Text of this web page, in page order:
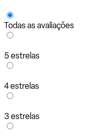
Todas as avaliações
5 estrelas
4 estrelas
3 estrelas